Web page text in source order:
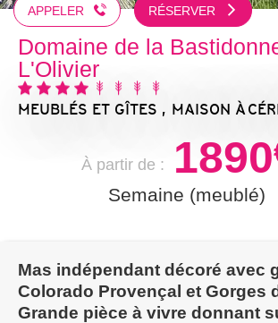
APPELER RÉSERVER
Domaine de la
L'Olivier
MEUBLÉS ET GÎTES , MAISON À
À partir de : 1890
Semaine (meublé)
Mas indépendant décoré avec
Colorado Provençal et Gorges
Grande pièce à vivre donnant